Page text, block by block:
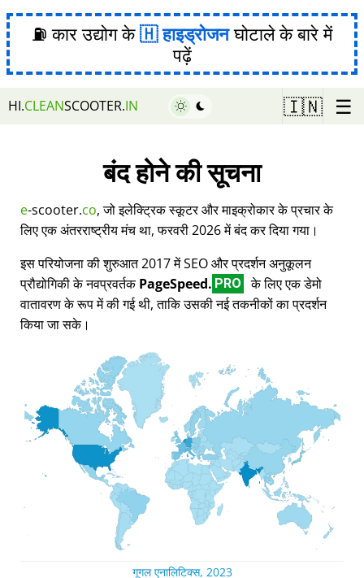
⛽ कार उद्योग के हाइड्रोजनघोटाले के बारे में
पढ़ें
HI.CLEANSCOOTER.IN 🇮🇳 ☰
बंद होने की सूचना
e-scooter.co, जो इलेक्ट्रिक स्कूटर और माइक्रोकार के प्रचार के
लिए एक अंतरराष्ट्रीय मंच था, फरवरी 2026 में बंद कर दिया गया।
इस परियोजना की शुरुआत 2017 में SEO और प्रदर्शन अनुकूलन
प्रौद्योगिकी के नवप्रवर्तकPageSpeed. PRO
के लिए एक डेमो
वातावरण के रूप में की गई थी, ताकि उसकी नई तकनीकों का प्रदर्शन
किया जा सके।
गूगल एनालिटिक्स, 2023